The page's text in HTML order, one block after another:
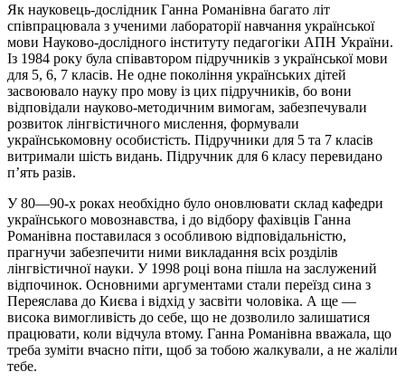
Як науковець-дослідник Ганна Романівна багато літ
співпрацювала з ученими лабораторії навчання української
мови Науково-дослідного інституту педагогіки АПН України.
Із 1984 року була співавтором підручників з української мови
для 5, 6, 7 класів. Не одне покоління українських дітей
засвоювало науку про мову із цих підручників, бо вони
відповідали науково-методичним вимогам, забезпечували
розвиток лінгвістичного мислення, формували
українськомовну особистість. Підручники для 5 та 7 класів
витримали шість видань. Підручник для 6 класу перевидано
п’ять разів.
У 80—90-х роках необхідно було оновлювати склад кафедри
українського мовознавства, і до відбору фахівців Ганна
Романівна поставилася з особливою відповідальністю,
прагнучи забезпечити ними викладання всіх розділів
лінгвістичної науки. У 1998 році вона пішла на заслужений
відпочинок. Основними аргументами стали переїзд сина з
Переяслава до Києва і відхід у засвіти чоловіка. А ще —
висока вимогливість до себе, що не дозволило залишатися
працювати, коли відчула втому. Ганна Романівна вважала, що
треба зуміти вчасно піти, щоб за тобою жалкували, а не жаліли
тебе.